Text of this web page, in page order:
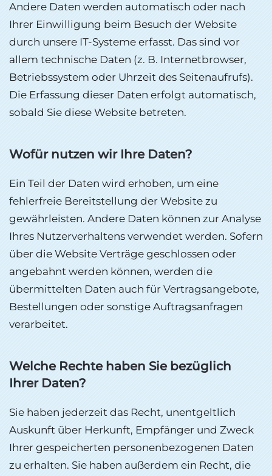
Andere Daten werden automatisch oder nach
Ihrer Einwilligung beim Besuch der Website
durch unsere IT-Systeme erfasst. Das sind vor
allem technische Daten (z. B. Internetbrowser,
Betriebssystem oder Uhrzeit des Seitenaufrufs).
Die Erfassung dieser Daten erfolgt automatisch,
sobald Sie diese Website betreten.
Wofür nutzen wir Ihre Daten?
Ein Teil der Daten wird erhoben, um eine
fehlerfreie Bereitstellung der Website zu
gewährleisten. Andere Daten können zur Analyse
Ihres Nutzerverhaltens verwendet werden. Sofern
über die Website Verträge geschlossen oder
angebahnt werden können, werden die
übermittelten Daten auch für Vertragsangebote,
Bestellungen oder sonstige Auftragsanfragen
verarbeitet.
Welche Rechte haben Sie bezüglich
Ihrer Daten?
Sie haben jederzeit das Recht, unentgeltlich
Auskunft über Herkunft, Empfänger und Zweck
Ihrer gespeicherten personenbezogenen Daten
zu erhalten. Sie haben außerdem ein Recht, die